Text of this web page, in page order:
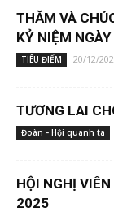
THĂM VÀ
KỶ NIỆM
TIÊU ĐIỂM 20/12/
TƯƠNG LAI
Đoàn - Hội quanh ta
HỘI NGHỊ
2025